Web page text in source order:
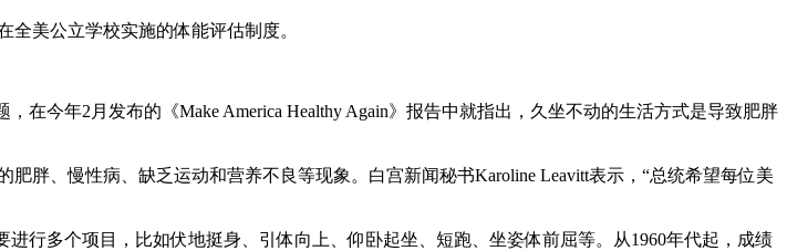
全美公立学校实施的体能评估制度。
在今年2月发布的《Make America Healthy Again》报告中就指出，久坐不动的生活方式是导致肥胖
胖、慢性病、缺乏运动和营养不良等现象。白宫新闻秘书Karoline Leavitt表示，“总统希望每位美
行多个项目，比如伏地挺身、引体向上、仰卧起坐、短跑、坐姿体前屈等。从1960年代起，成绩